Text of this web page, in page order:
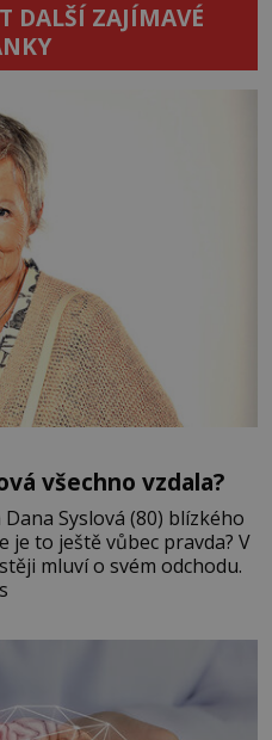
DALŠÍ ZAJÍMAVÉ
všechno vzdala?
Syslová (80) blízkého
je to ještě vůbec pravda? V
mluví o svém odchodu.